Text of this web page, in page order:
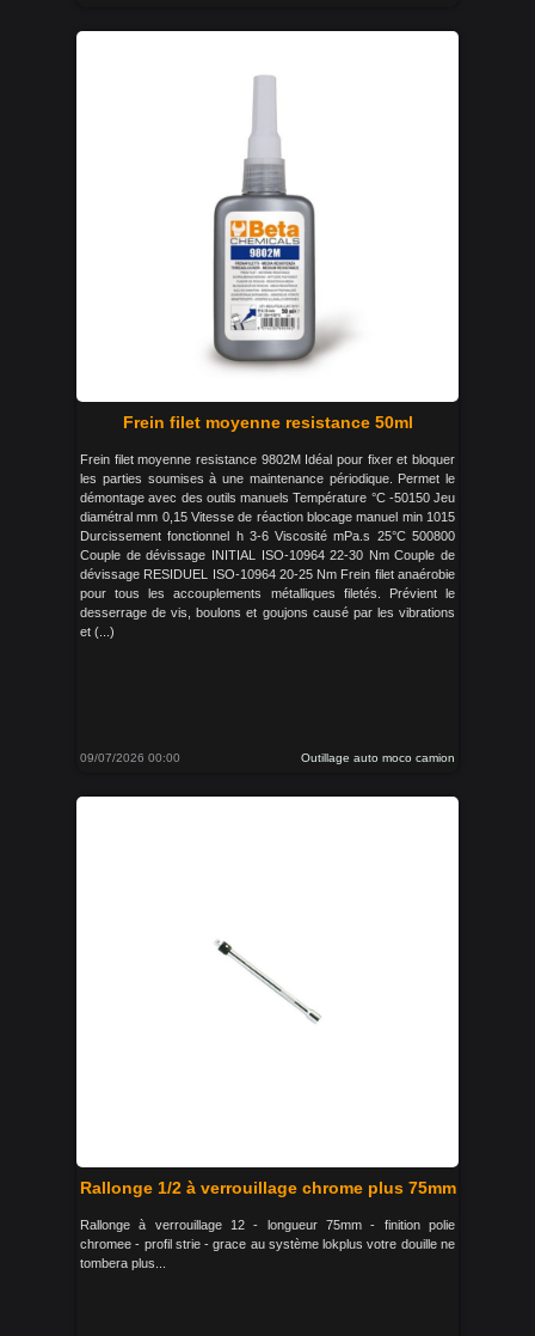
Frein filet moyenne resistance 50ml
Frein filet moyenne resistance 9802M Idéal pour fixer et bloquer
les parties soumises à une maintenance périodique. Permet le
démontage avec des outils manuels Température °C -50150 Jeu
diamétral mm 0,15 Vitesse de réaction blocage manuel min 1015
Durcissement fonctionnel h 3-6 Viscosité mPa.s 25°C 500800
Couple de dévissage INITIAL ISO-10964 22-30 Nm Couple de
dévissage RESIDUEL ISO-10964 20-25 Nm Frein filet anaérobie
pour tous les accouplements métalliques filetés. Prévient le
desserrage de vis, boulons et goujons causé par les vibrations
et (...)
09/07/2026 00:00 Outillage auto moco camion
Rallonge 1/2 à verrouillage chrome plus 75mm
Rallonge à verrouillage 12 - longueur 75mm - finition polie
chromee - profil strie - grace au système lokplus votre douille ne
tombera plus...